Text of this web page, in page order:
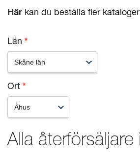
Inspiration
Showroom
Kontakta oss
Här kan du beställa fler
Län
Ort
Alla